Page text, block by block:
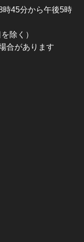
時45分から午後5時
除く）
合があります